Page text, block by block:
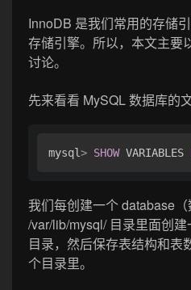
InnoDB 是我们常用的存储
存储引擎。所以，本文主要
讨论。
先来看看 MySQL 数据库的
mysql> SHOW VARIABLES
我们每创建一个 database
/var/lib/mysql/ 目录里面创
目录，然后保存表结构和表
个目录里。